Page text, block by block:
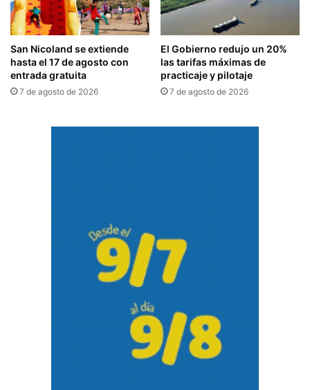
San Nicoland se extiende
hasta el 17 de agosto con
entrada gratuita
7 de agosto de 2026
El Gobierno redujo un 20%
las tarifas máximas de
practicaje y pilotaje
7 de agosto de 2026